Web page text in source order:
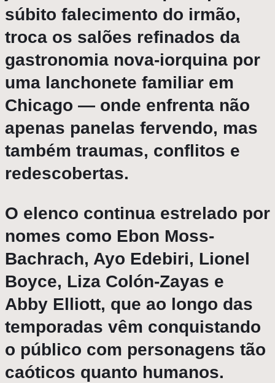
súbito falecimento do irmão,
troca os salões refinados da
gastronomia nova-iorquina por
uma lanchonete familiar em
Chicago — onde enfrenta não
apenas panelas fervendo, mas
também traumas, conflitos e
redescobertas.
O elenco continua estrelado por
nomes como Ebon Moss-
Bachrach, Ayo Edebiri, Lionel
Boyce, Liza Colón-Zayas e
Abby Elliott, que ao longo das
temporadas vêm conquistando
o público com personagens tão
caóticos quanto humanos.